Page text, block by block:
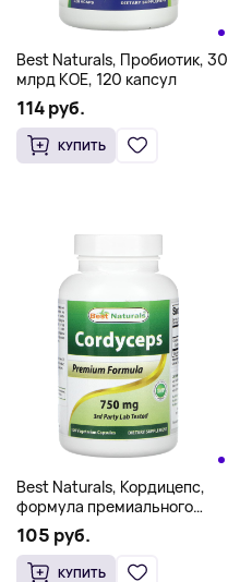
Best Naturals, Пробиотик, 30
млрд КОЕ, 120 капсул
114 руб.
КУПИТЬ
Best Naturals, Кордицепс,
формула премиального
качества, 750 мг, 120
вегетарианских капсул
105 руб.
КУПИТЬ